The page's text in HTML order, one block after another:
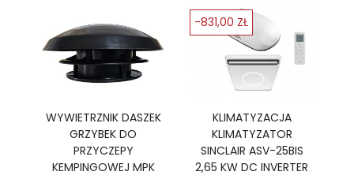
WYWIETRZNIK DASZEK
GRZYBEK DO
PRZYCZEPY
KEMPINGOWEJ MPK
KLIMATYZACJA
KLIMATYZATOR
SINCLAIR ASV-25BIS
2,65 KW DC INVERTER
-831,00 ZŁ